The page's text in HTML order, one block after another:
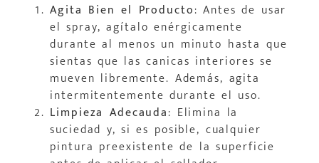
Agita Bien el Producto: Antes de usar
el spray, agítalo enérgicamente
durante al menos un minuto hasta que
sientas que las canicas interiores se
mueven libremente. Además, agita
intermitentemente durante el uso.
Limpieza Adecauda: Elimina la
suciedad y, si es posible, cualquier
pintura preexistente de la superficie